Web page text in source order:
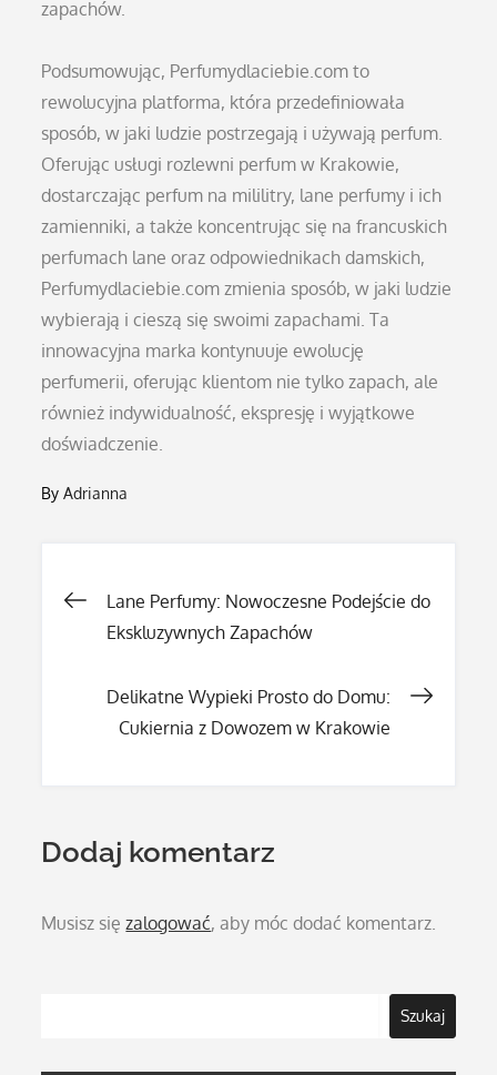
zapachów.
Podsumowując, Perfumydlaciebie.com to
rewolucyjna platforma, która przedefiniowała
sposób, w jaki ludzie postrzegają i używają perfum.
Oferując usługi rozlewni perfum w Krakowie,
dostarczając perfum na mililitry, lane perfumy i ich
zamienniki, a także koncentrując się na francuskich
perfumach lane oraz odpowiednikach damskich,
Perfumydlaciebie.com zmienia sposób, w jaki ludzie
wybierają i cieszą się swoimi zapachami. Ta
innowacyjna marka kontynuuje ewolucję
perfumerii, oferując klientom nie tylko zapach, ale
również indywidualność, ekspresję i wyjątkowe
doświadczenie.
ByAdrianna
Nawigacja
Lane Perfumy: Nowoczesne Podejście do
Ekskluzywnych Zapachów
Delikatne Wypieki Prosto do Domu:
Cukiernia z Dowozem w Krakowie
Dodaj komentarz
Musisz sięzalogować, aby móc dodać komentarz.
Szukaj